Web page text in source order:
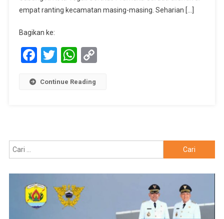
empat ranting kecamatan masing-masing. Seharian […]
Bagikan ke:
Facebook
TwitterWhatsApp
Copy
Continue Reading
untuk: